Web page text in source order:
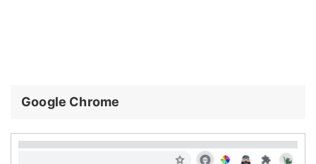
Google Chrome